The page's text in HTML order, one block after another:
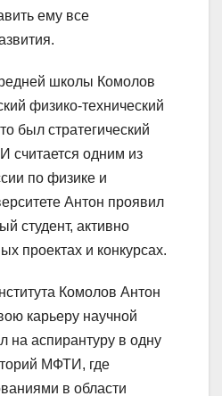
ему все
школы Комолов
физико-технический
был стратегический
считается одним из
по физике и
Антон проявил
студент, активно
проектах и конкурсах.
Комолов Антон
карьеру научной
на аспирантуру в одну
МФТИ, где
в области